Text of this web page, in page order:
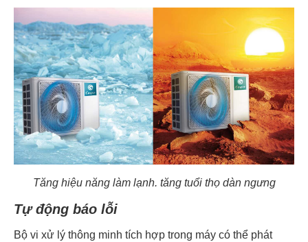
Tăng hiệu năng làm lạnh. tăng tuổi thọ dàn ngưng
Tự động báo lỗi
Bộ vi xử lý thông minh tích hợp trong máy có thể phát